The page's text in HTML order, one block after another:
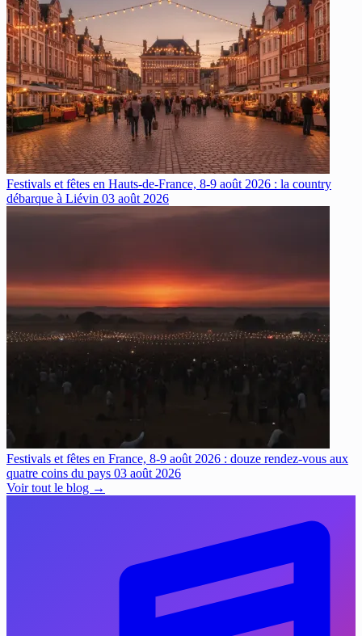
Festivals et fêtes en Hauts-de-France, 8-9 août 2026 : la country
débarque à Liévin 03 août 2026
Festivals et fêtes en France, 8-9 août 2026 : douze rendez-vous aux
quatre coins du pays 03 août 2026
Voir tout le blog →